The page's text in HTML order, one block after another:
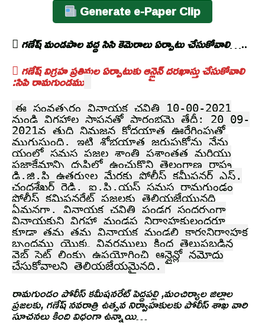
Generate e-Paper Clip
గణేష్ మండపాల వద్ద సిసి కెమెరాలు ఏర్పాటు చేసుకోవాలి…..
గణేష్ విగ్రహ ప్రతిమల ఏర్పాటుకు ఆన్లైన్ దరఖాస్తు చేసుకోవాలి
:సిపి రామగుండము
ఈ సంవత్సరం వినాయక చవితి 10-00-2021
నుండి విగ్రహాల స్థాపనతో ప్రారంభమై తేదీ: 20 09-
2021వ తుది నిమజ్జన కోదయాత్ర ఊరేగింపుతో
ముగుస్తుంది. ఇట్టి శోభయాత్ర జరుపుకోను నేను
యంలో సమస్త ప్రజల శాంతి ప్రశాంతత మరియు
ప్రజాక్షేమాన్ని దృష్టిలో ఉంచుకొని తెలంగాణ రాష్ట్ర
డి.జి.పి ఉత్తర్వుల మేరకు పోలీస్ కమీషనర్ ఎస్.
చంద్రశేఖర్ రెడ్డి, ఐ.పి.యస్ సమస్త రామగుండం
పోలీస్ కమిషనరేట్ ప్రజలకు తెలియజేయునది
ఏమనగా, వినాయక చవితి పండగ సందర్భంగా
వినాయకుని విగ్రహా మండప నిర్వాహకులందరూ
కూడా తమ తమ వినాయక మండలి కార్యనిర్వాహక
బృందము యొక్క వివరములు కింద తెలుపబడిన
వెబ్ సైట్ లింక్ను ఉపయోగించి ఆన్లైన్లో నమోదు
చేసుకోవాలని తెలియజేయమైనది.
రామగుండం పోలీస్ కమీషనరేట్ పెద్దపల్లి ,మంచిర్యాల జిల్లాల
ప్రజలకు, గణేష్ నవరాత్రి ఉత్సవ నిర్వాహకులకు పోలీస్ శాఖ వారి
సూచనలు కింది విధంగా ఉన్నాయి…